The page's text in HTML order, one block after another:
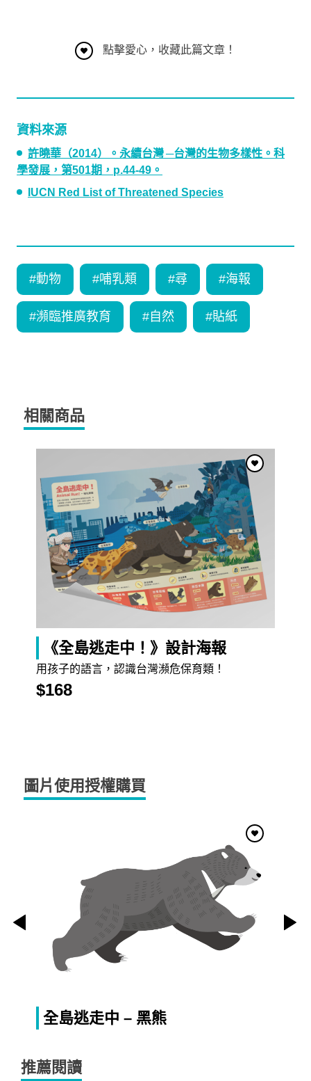
點擊愛心，收藏此篇文章！
資料來源
許曉華（2014）。永續台灣 ─台灣的生物多樣性。科
學發展，第501期，p.44-49。
IUCN Red List of Threatened Species
#動物 #哺乳類 #尋 #海報
#瀕臨推廣教育 # 自然 #貼紙
相關商品
《全島逃走中！》設計海報
用孩子的語言，認識台灣瀕危保育類！
$168
圖片使用授權購買
全島逃走中 – 黑熊
推薦閱讀